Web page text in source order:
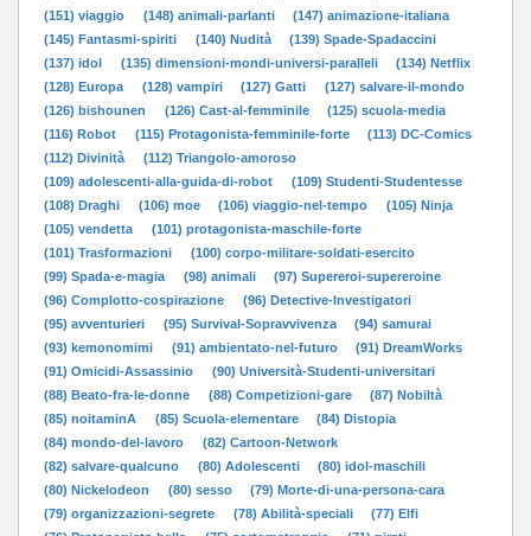
(151) viaggio
(148) animali-parlanti
(147) animazione-italiana
(145) Fantasmi-spiriti
(140) Nudità
(139) Spade-Spadaccini
(137) idol
(135) dimensioni-mondi-universi-paralleli
(134) Netflix
(128) Europa
(128) vampiri (127) Gatti
(127) salvare-il-mondo
(126) bishounen
(126) Cast-al-femminile
(125) scuola-media
(116) Robot
(115) Protagonista-femminile-forte
(113) DC-Comics
(112) Divinità
(112) Triangolo-amoroso
(109) adolescenti-alla-guida-di-robot
(109) Studenti-Studentesse
(108) Draghi
(106) moe (106) viaggio-nel-tempo
(105) Ninja
(105) vendetta
(101) protagonista-maschile-forte
(101) Trasformazioni
(100) corpo-militare-soldati-esercito
(99) Spada-e-magia
(98) animali
(97) Supereroi-supereroine
(96) Complotto-cospirazione
(96) Detective-Investigatori
(95) avventurieri
(95) Survival-Sopravvivenza
(94) samurai
(93) kemonomimi
(91) ambientato-nel-futuro
(91) DreamWorks
(91) Omicidi-Assassinio
(90) Università-Studenti-universitari
(88) Beato-fra-le-donne
(88) Competizioni-gare
(87) Nobiltà
(85) noitaminA
(85) Scuola-elementare
(84) Distopia
(84) mondo-del-lavoro
(82) Cartoon-Network
(82) salvare-qualcuno
(80) Adolescenti
(80) idol-maschili
(80) Nickelodeon
(80) sesso
(79) Morte-di-una-persona-cara
(79) organizzazioni-segrete
(78) Abilità-speciali
(77) Elfi